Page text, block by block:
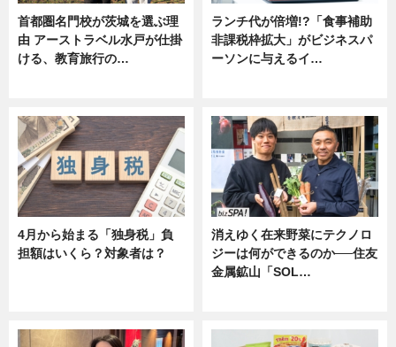
首都圏名門校が茨城を選ぶ理
由 アーストラベル水戸が仕掛
ける、教育旅行の…
ランチ代が倍増!?「食事補助
非課税枠拡大」がビジネスパ
ーソンに与えるイ…
4月から始まる「独身税」負
担額はいくら？対象者は？
消えゆく在来野菜にテクノロ
ジーは何ができるのか──住友
金属鉱山「SOL…